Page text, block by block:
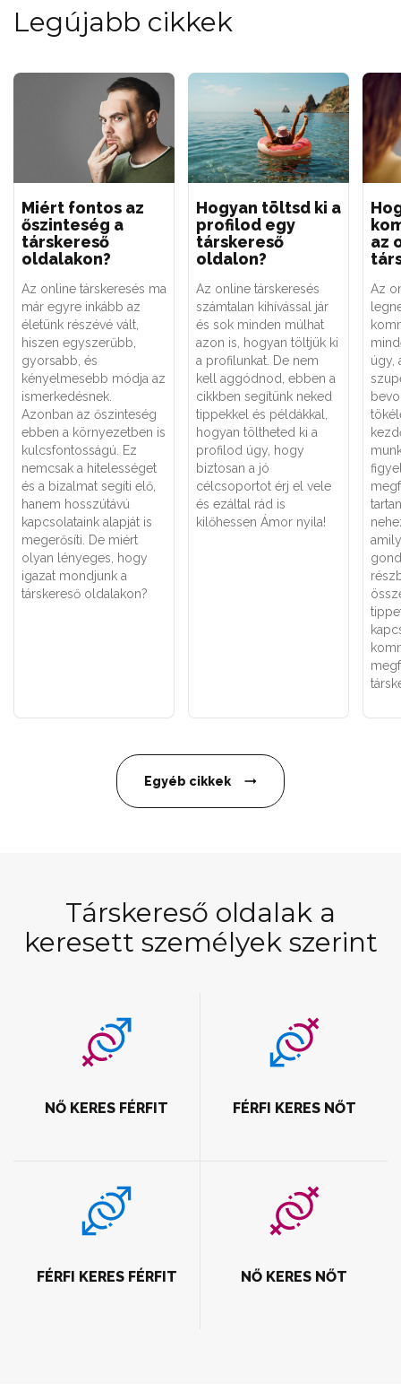
Legújabb cikkek
Miért fontos az
őszinteség a
társkereső
oldalakon?
Az online társkeresés ma
már egyre inkább az
életünk részévé vált,
hiszen egyszerűbb,
gyorsabb, és
kényelmesebb módja az
ismerkedésnek.
Azonban az őszinteség
ebben a környezetben is
kulcsfontosságú. Ez
nemcsak a hitelességet
és a bizalmat segíti elő,
hanem hosszútávú
kapcsolataink alapját is
megerősíti. De miért
olyan lényeges, hogy
igazat mondjunk a
társkereső oldalakon?
Hogyan töltsd ki a
profilod egy
társkereső
oldalon?
Az online társkeresés
számtalan kihívással jár
és sok minden múlhat
azon is, hogyan töltjük ki
a profilunkat. De nem
kell aggódnod, ebben a
cikkben segítünk neked
tippekkel és példákkal,
hogyan töltheted ki a
profilod úgy, hogy
biztosan a jó
célcsoportot érj el vele
és ezáltal rád is
kilőhessen Ámor nyila!
az
Az
úgy,
Egyéb cikkek
Társkereső oldalak a
keresett személyek szerint
NŐ KERES FÉRFIT FÉRFI KERES NŐT
FÉRFI KERES FÉRFIT NŐ KERES NŐT